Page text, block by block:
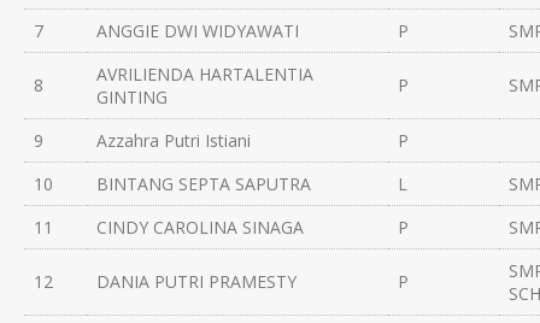
7
ANGGIE DWI WIDYAWATI P
8
AVRILIENDA HARTALENTIA
GINTING
P
9 Azzahra Putri Istiani
P
10
BINTANG SEPTA SAPUTRA L
11
CINDY CAROLINA SINAGA P
12 DANIA PUTRI PRAMESTY P